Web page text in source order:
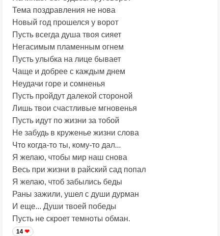
Тема поздравления не нова
Новый год прошелся у ворот
Пусть всегда душа твоя сияет
Негасимым пламенным огнем
Пусть улыбка на лице бывает
Чаще и добрее с каждым днем
Неудачи горе и сомненья
Пусть пройдут далекой стороной
Лишь твои счастливые мгновенья
Пусть идут по жизни за тобой
Не забудь в круженье жизни слова
Что когда-то ты, кому-то дал...
Я желаю, чтобы мир наш снова
Весь при жизни в райский сад попал
Я желаю, чтоб забылись беды
Раны зажили, ушел с души дурман
И еще... Души твоей победы
Пусть не скроет темноты обман.
14